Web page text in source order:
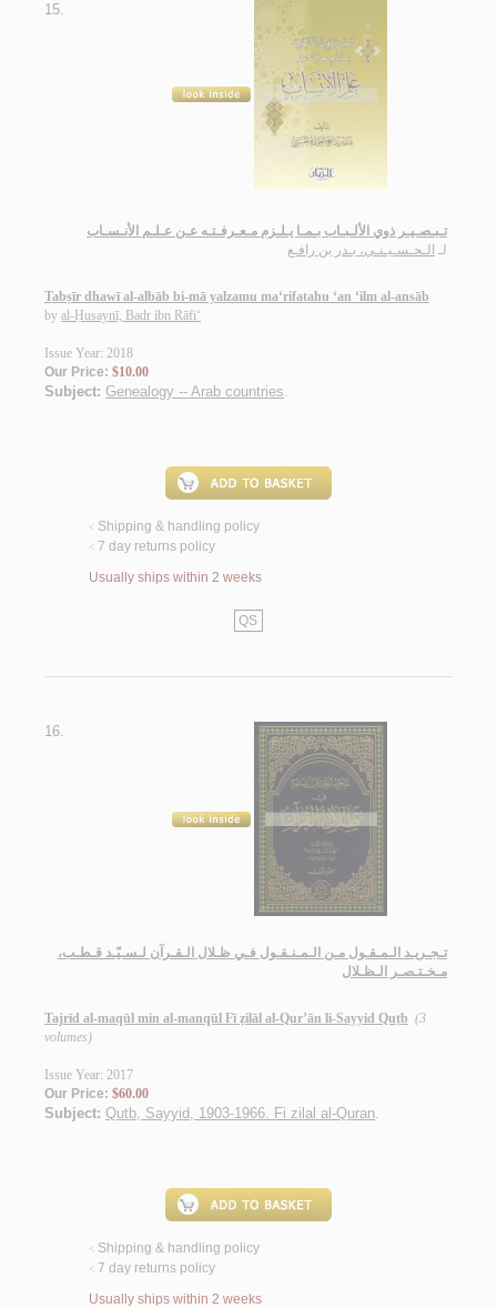
15.
تـبـصـيـر ذوي الألـبـاب بـمـا يـلـزم مـعـرفـتـه عـن عـلـم الأنـسـاب
لـ الـحـسـيـنـي، بـدر بن رافـع
Tabṣīr dhawī al-albāb bi-mā yalzamu ma‘rifatahu ‘an ‘ilm al-ansāb
by al-Ḥusaynī, Badr ibn Rāfi‘
Issue Year: 2018
Our Price: $10.00
Subject: Genealogy -- Arab countries.
< Shipping & handling policy
< 7 day returns policy
Usually ships within 2 weeks
QS
16.
تـجـريـد الـمـقـول مـن الـمـنـقـول فـي ظـلال الـقـرآن لـسـيّـد قـطـب،
مـخـتـصـر الـظـلال
Tajrīd al-maqūl min al-manqūl Fī ẓilāl al-Qur’ān li-Sayyid Quṭb (3
volumes)
Issue Year: 2017
Our Price: $60.00
Subject: Qutb, Sayyid, 1903-1966. Fi zilal al-Quran.
< Shipping & handling policy
< 7 day returns policy
Usually ships within 2 weeks